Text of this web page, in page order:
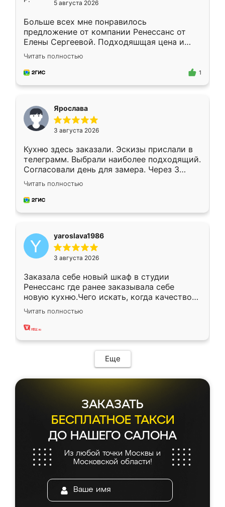
5 августа 2026
Больше всех мне понравилось
предложение от компании Ренессанс от
Елены Сергеевой. Подходяшщая цена и
короткие сроки изготовления. Приехавший
для замера сотрудник Владислав
предложил по моему эскизу самый
Читать полностью
1
Ярослава
3 августа 2026
Кухню здесь заказали. Эскизы прислали в
телеграмм. Выбрали наиболее подходящий.
Согласовали день для замера. Через 3
недели кухня была уже готова. Остались
довольны работой. Спасибо Ренессанс
мебель за качественную работу!
Читать полностью
yaroslava1986
3 августа 2026
Заказала себе новый шкаф в студии
Ренессанс где ранее заказывала себе
новую кухню.Чего искать, когда качеством
вполне довольна. Служит кухня уже почти
два года, нареканий нет.
Читать полностью
Еще
ЗАКАЗАТЬ
БЕСПЛАТНОЕ ТАКСИ
ДО НАШЕГО САЛОНА
Из любой точки Москвы и
Московской области!